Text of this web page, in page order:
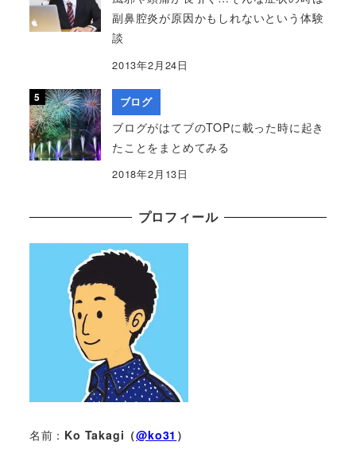
副鼻腔炎が原因かもしれないという体験
談
2013年2月24日
ブログ
ブログがはてブのTOPに載った時に起き
たことをまとめてみる
2018年2月13日
プロフィール
名前： Ko Takagi（@ko31 ）